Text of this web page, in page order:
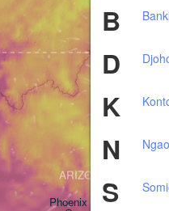
B
D
K
N
S
Phoenix
ARIZONA